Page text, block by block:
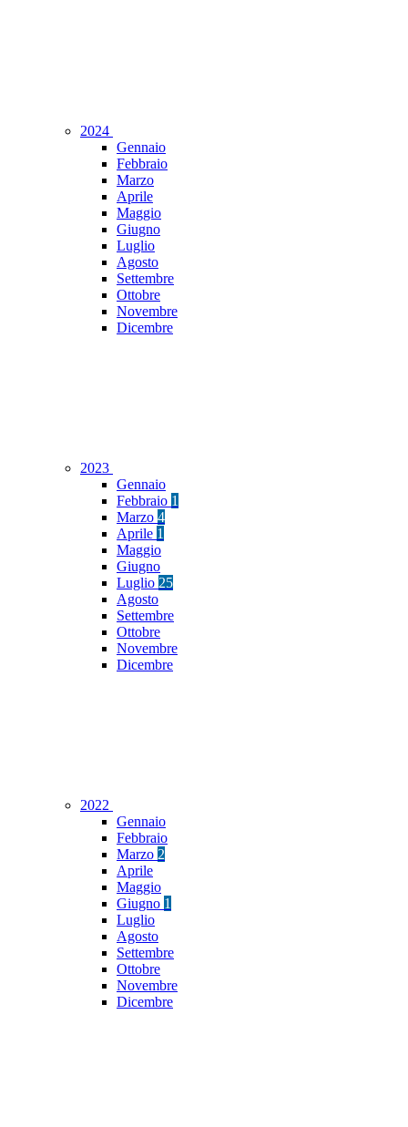
2024
Gennaio
Febbraio
Marzo
Aprile
Maggio
Giugno
Luglio
Agosto
Settembre
Ottobre
Novembre
Dicembre
2023
Gennaio
Febbraio 1
Marzo 4
Aprile 1
Maggio
Giugno
Luglio 25
Agosto
Settembre
Ottobre
Novembre
Dicembre
2022
Gennaio
Febbraio
Marzo 2
Aprile
Maggio
Giugno 1
Luglio
Agosto
Settembre
Ottobre
Novembre
Dicembre